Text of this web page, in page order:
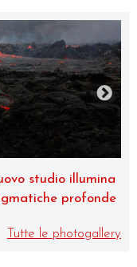
studio illumina
profonde
Tutte le photogallery